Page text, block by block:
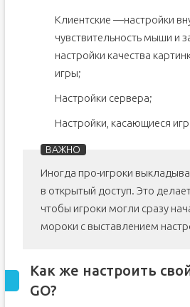
Клиентские —настройки
чувствительность мыши и
настройки качества
игры;
Настройки сервера;
Настройки, касающиеся
Иногда про-игроки
в открытый доступ. Это
чтобы игроки могли сразу
мороки с выставлением
Как же настроить
GO?